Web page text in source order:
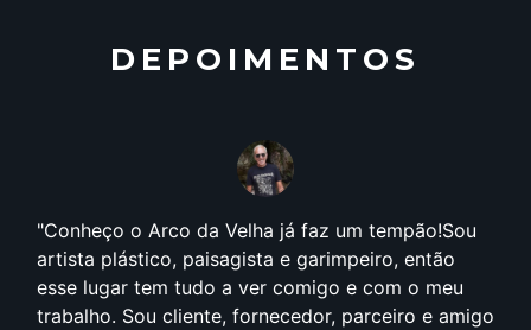
DEPOIMENTOS
Conheço o Arco da Velha já faz um tempão!Sou
artista plástico, paisagista e garimpeiro, então
esse lugar tem tudo a ver comigo e com o meu
trabalho. Sou cliente, fornecedor, parceiro e amigo